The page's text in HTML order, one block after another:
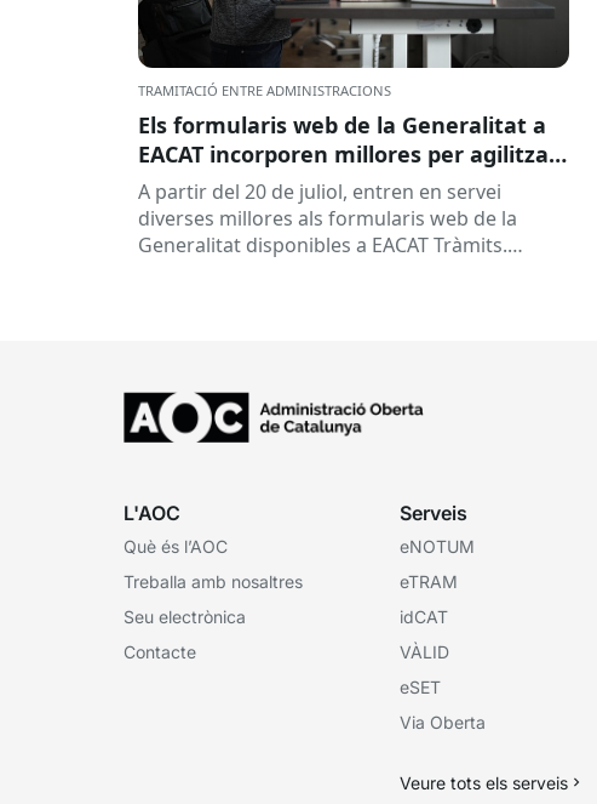
TRAMITACIÓ ENTRE ADMINISTRACIONS
Els formularis web de la Generalitat a
EACAT incorporen millores per agilitzar
la tramitació
A partir del 20 de juliol, entren en servei
diverses millores als formularis web de la
Generalitat disponibles a EACAT Tràmits.
L'AOC
Què és l’AOC
Treballa amb nosaltres
Seu electrònica
Contacte
Serveis
eNOTUM
eTRAM
idCAT
VÀLID
eSET
Via Oberta
Veure tots els serveis